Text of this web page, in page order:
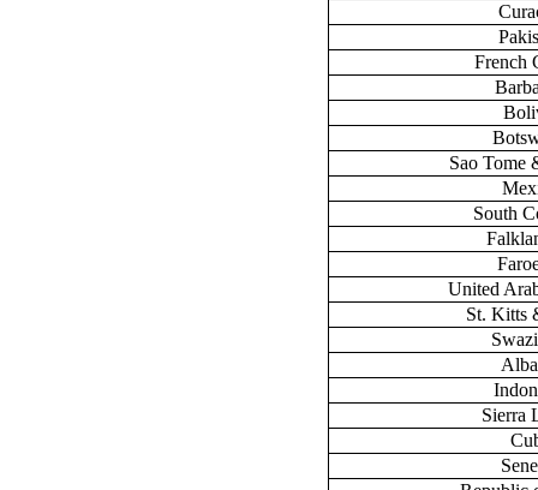
French
Sao Tome
South
United
St. Kitts
Sierra